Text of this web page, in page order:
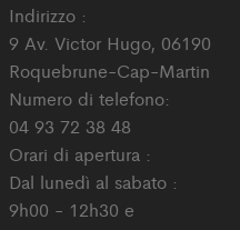
Indirizzo :
9 Av. Victor Hugo, 06190
Roquebrune-Cap-Martin
Numero di telefono:
04 93 72 38 48
Orari di apertura :
Dal lunedì al sabato :
9h00 - 12h30 e